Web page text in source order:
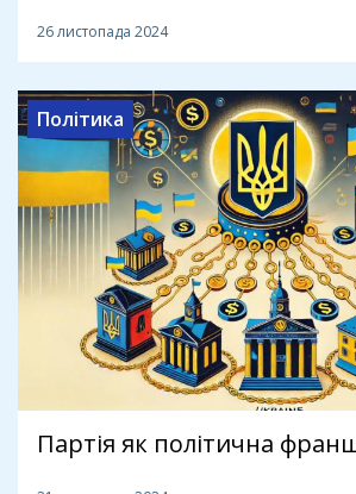
26 листопада 2024
Політика
Партія як політична